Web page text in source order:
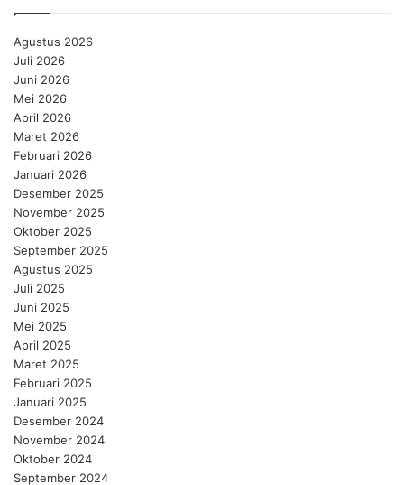
Agustus 2026
Juli 2026
Juni 2026
Mei 2026
April 2026
Maret 2026
Februari 2026
Januari 2026
Desember 2025
November 2025
Oktober 2025
September 2025
Agustus 2025
Juli 2025
Juni 2025
Mei 2025
April 2025
Maret 2025
Februari 2025
Januari 2025
Desember 2024
November 2024
Oktober 2024
September 2024